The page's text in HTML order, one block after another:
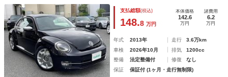
ライト 社外ナビ ＥＴＣ キーレス Ｈ２６／２７／Ｒ２／
４／６年ディーラー整備記録
支払総額(税込)
148.8 万円
本体価格
142.6
万円
諸費用
6.2
万円
年式 2013年 走行
3.6万km
車検
2026年10月 排気
1200cc
整備
法定整備付 修復
なし
保証
保証付 (1ヶ月・走行無制限)